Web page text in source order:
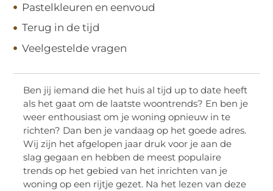
Pastelkleuren en eenvoud
Terug in de tijd
Veelgestelde vragen
Ben jij iemand die het huis al tijd upto date heeft
als het gaat om de laatste woontrends? En ben je
weer enthousiast om je woning opnieuw in te
richten? Dan ben je vandaag op het goede adres.
Wij zijn het afgelopen jaar druk voor je aan de
slag gegaan en hebben de meest populaire
trends op het gebied van het inrichten van je
woning op een rijtje gezet. Na het lezen van deze